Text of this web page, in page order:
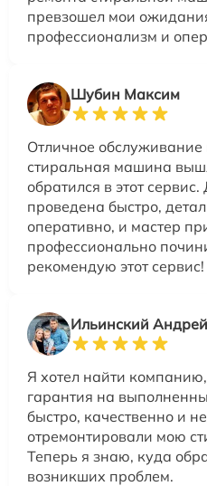
превзошел мои
профессионализм и
Шубин Максим
Отличное обслуживание
стиральная машина
обратился в этот
проведена быстро,
оперативно, и мастер
профессионально
рекомендую этот сервис!
Ильинский Андрей
Я хотел найти
гарантия на
быстро, качественно и
отремонтировали мою
Теперь я знаю, куда
возникших проблем.